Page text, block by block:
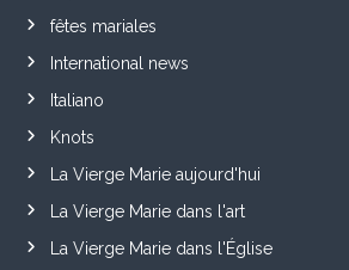
fêtes mariales
International news
Italiano
Knots
La Vierge Marie aujourd'hui
La Vierge Marie dans l'art
La Vierge Marie dans l'Église